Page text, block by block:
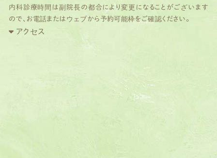
内科診療時間は副院長の都合により変更になることがございます
ので、お電話またはウェブから予約可能枠をご確認ください。
アクセス